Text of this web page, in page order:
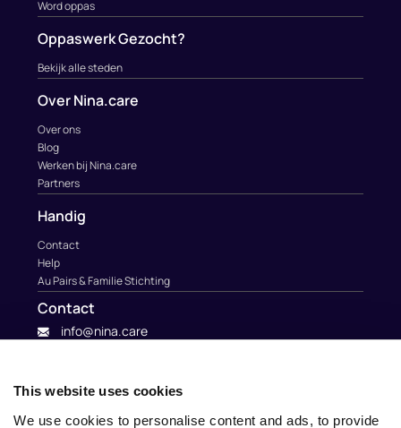
This website uses cookies
We use cookies to personalise content and ads, to provide
Word oppas
Oppaswerk Gezocht?
Bekijk alle steden
Over Nina.care
Over ons
Blog
Werken bij Nina.care
Partners
Handig
Contact
Help
Au Pairs & Familie Stichting
Contact
info@nina.care